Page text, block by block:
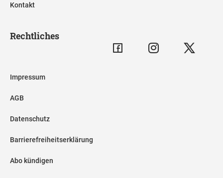
Kontakt
Rechtliches
Impressum
AGB
Datenschutz
Barrierefreiheitserklärung
Abo kündigen